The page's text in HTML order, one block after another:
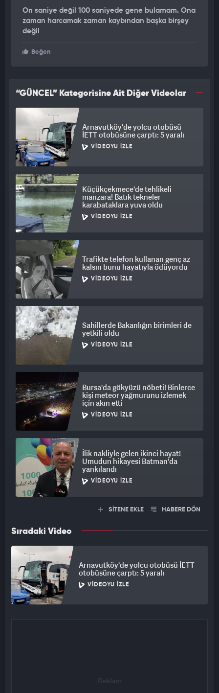
On saniye değil 100 saniyede gene bulamam. Ona
zaman harcamak zaman kaybından başka birşey
değil
Beğen
“GÜNCEL” Kategorisine Ait Diğer Videolar
Arnavutköy'de yolcu otobüsü
İETT otobüsüne çarptı: 5 yaralı
VIDEOYU İZLE
Küçükçekmece'de tehlikeli
manzara! Batık tekneler
karabataklara yuva oldu
VIDEOYU İZLE
Trafikte telefon kullanan genç az
kalsın bunu hayatıyla ödüyordu
VIDEOYU İZLE
Sahillerde Bakanlığın birimleri de
yetkili oldu
VIDEOYU İZLE
Bursa'da gökyüzü nöbeti! Binlerce
kişi meteor yağmurunu izlemek
için akın etti
VIDEOYU İZLE
İlik nakliyle gelen ikinci hayat!
Umudun hikayesi Batman'da
yankılandı
VIDEOYU İZLE
SİTENE EKLE HABERE DÖN
Sıradaki Video
Arnavutköy'de yolcu otobüsü İETT
otobüsüne çarptı: 5 yaralı
VIDEOYU İZLE